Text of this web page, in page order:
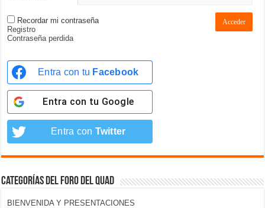
Recordar mi contraseña Acceder
Registro
Contraseña perdida
Entra con tu Facebook
Entra con tu Google
Entra con Twitter
Categorías del foro del Quad
BIENVENIDA Y PRESENTACIONES